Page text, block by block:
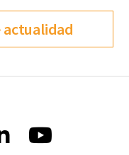
actualidad